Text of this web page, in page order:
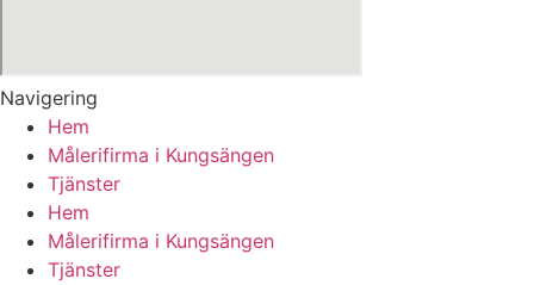
Navigering
Hem
Målerifirma i Kungsängen
Tjänster
Hem
Målerifirma i Kungsängen
Tjänster